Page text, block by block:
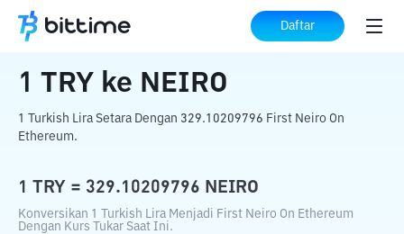
Daftar
Beranda Konverter Kripto ke NEIRO
1 TRY ke NEIRO
1 Turkish Lira Setara Dengan 329.10209796 First Neiro On
Ethereum.
1 TRY = 329.10209796 NEIRO
Konversikan 1 Turkish Lira Menjadi First Neiro On Ethereum
Dengan Kurs Tukar Saat Ini.